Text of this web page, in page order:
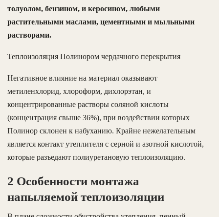
толуолом, бензином, и керосином, любыми
растительными маслами, цементными и мыльными
растворами.
Теплоизоляция Полинором чердачного перекрытия
Негативное влияние на материал оказывают
метиленхлорид, хлороформ, дихлорэтан, и
концентрированные растворы соляной кислоты
(концентрация свыше 36%), при воздействии которых
Полинор склонен к набуханию. Крайне нежелательным
является контакт утеплителя с серной и азотной кислотой,
которые разъедают полиуретановую теплоизоляцию.
2 Особенности монтажа
напыляемой теплоизоляции